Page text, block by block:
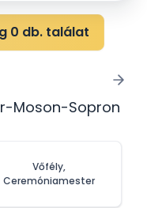
0 db. találat
Moson-Sopron
Vőfély,
Ceremóniamester